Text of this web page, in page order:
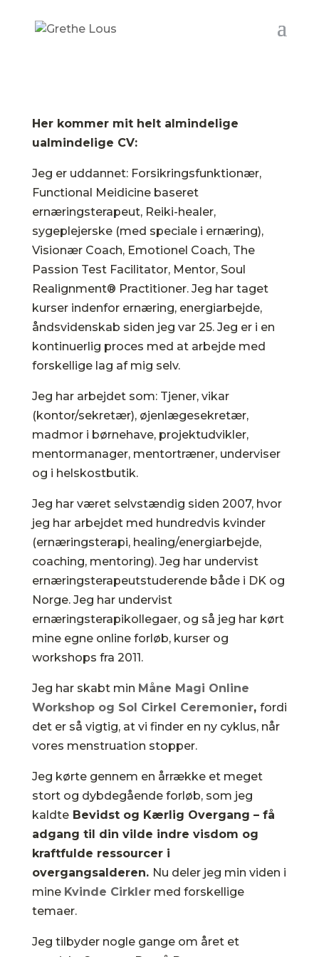
Her kommer mit helt almindelige
ualmindelige CV:
Jeg er uddannet: Forsikringsfunktionær,
Functional Meidicine baseret
ernæringsterapeut, Reiki-healer,
sygeplejerske (med speciale i ernæring),
Visionær Coach, Emotionel Coach, The
Passion Test Facilitator, Mentor, Soul
Realignment® Practitioner. Jeg har taget
kurser indenfor ernæring, energiarbejde,
åndsvidenskab siden jeg var 25. Jeg er i en
kontinuerlig proces med at arbejde med
forskellige lag af mig selv.
Jeg har arbejdet som: Tjener, vikar
(kontor/sekretær), øjenlægesekretær,
madmor i børnehave, projektudvikler,
mentormanager, mentortræner, underviser
og i helskostbutik.
Jeg har været selvstændig siden 2007, hvor
jeg har arbejdet med hundredvis kvinder
(ernæringsterapi, healing/energiarbejde,
coaching, mentoring). Jeg har undervist
ernæringsterapeutstuderende både i DK og
Norge. Jeg har undervist
ernæringsterapikollegaer, og så jeg har kørt
mine egne online forløb, kurser og
workshops fra 2011.
Jeg har skabt min Måne Magi Online
Workshop og Sol Cirkel Ceremonier, fordi
det er så vigtig, at vi finder en ny cyklus, når
vores menstruation stopper.
Jeg kørte gennem en årrække et meget
stort og dybdegående forløb, som jeg
kaldteBevidst og Kærlig Overgang – få
adgang til din vilde indre visdom og
kraftfulde ressourcer i
overgangsalderen. Nu deler jeg min viden i
mine Kvinde Cirklermed forskellige
temaer.
Jeg tilbyder nogle gange om året et